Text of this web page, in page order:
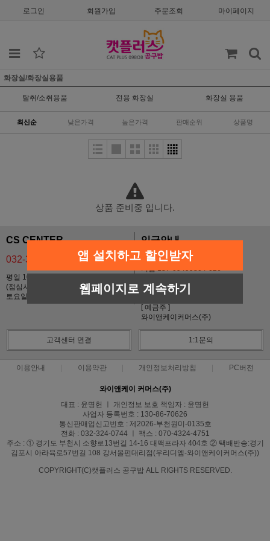
로그인 회원가입 주문조회 마이페이지
화장실/화장실용품
탈취/소취용품 전용 화장실 화장실 용품
최신순 낮은가격 높은가격 판매순위 상품명
상품 준비중 입니다.
CS CENTER
032-324-0744
평일 10:00~17:00
(점심시간 12~13시)
토요일, 일요일 및 공휴일 휴무
입금안내
기업 137-09499804-026
국민 591901-01-464696
[ 예금주 ]
와이앤케이커머스(주)
고객센터 연결 1:1문의
이용안내 이용약관 개인정보처리방침 PC버전
와이앤케이 커머스(주)
대표 : 윤명헌 ㅣ 개인정보 보호 책임자 : 윤명헌
사업자 등록번호 : 130-86-70626
통신판매업신고번호 : 제2026-부천원미-0135호
전화 : 032-324-0744 ㅣ 팩스 : 070-4324-4751
주소 : ① 경기도 부천시 소향로13번길 14-16 대맥프라자 404호 ② 택배반송:경기
김포시 아라육로57번길 108 강서올펀대리점(우리디엠-와이앤케이커머스(주))
COPYRIGHT(C)캣플러스 공구밥 ALL RIGHTS RESERVED.
앱 설치하고 할인받자
웹페이지로 계속하기